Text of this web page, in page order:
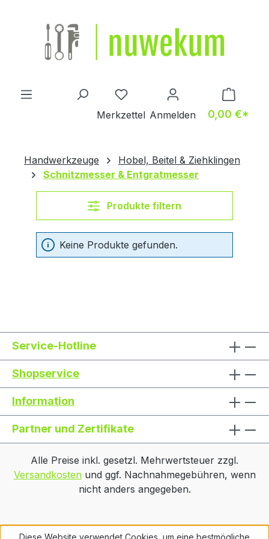
Du hast 0 Produkte auf dem
Merkzettel Anmelden 0,00 €*
Handwerkzeuge
Hobel, Beitel & Ziehklingen
Schnitzmesser & Entgratmesser
Produkte filtern
Keine Produkte gefunden.
Service-Hotline
Shopservice
Information
Partner und Zertifikate
Alle Preise inkl. gesetzl. Mehrwertsteuer zzgl.
Versandkostenund ggf. Nachnahmegebühren, wenn
nicht anders angegeben.
Diese Website verwendet Cookies, um eine bestmögliche